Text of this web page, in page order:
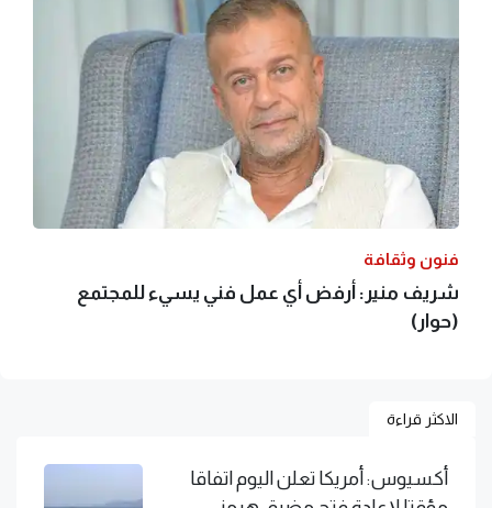
فنون وثقافة
شريف منير: أرفض أي عمل فني يسيء للمجتمع
(حوار)
الاكثر قراءة
أكسيوس: أمريكا تعلن اليوم اتفاقا